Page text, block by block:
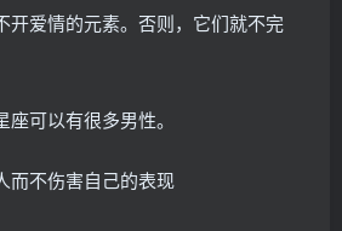
开爱情的元素。否则，它们就不完
可以有很多男性。
而不伤害自己的表现